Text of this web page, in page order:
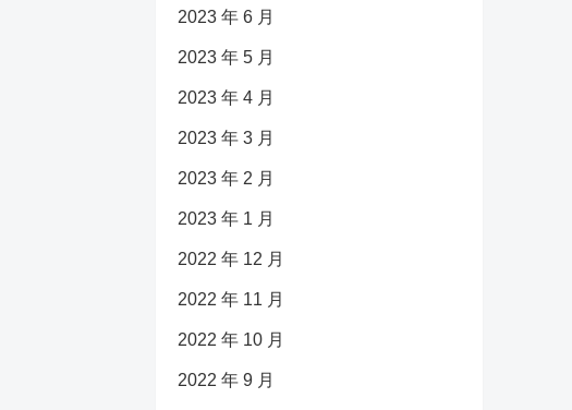
2023 年 6 月
2023 年 5 月
2023 年 4 月
2023 年 3 月
2023 年 2 月
2023 年 1 月
2022 年 12 月
2022 年 11 月
2022 年 10 月
2022 年 9 月